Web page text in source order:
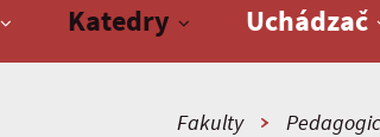
Katedry Uchádzač
Fakulty